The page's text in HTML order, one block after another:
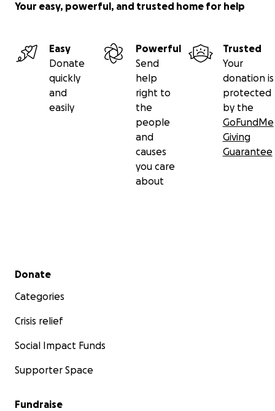
Your easy, powerful, and trusted home for help
Easy
Donate
quickly
and
easily
Powerful
Send
help
right to
the
people
and
causes
you care
about
Trusted
Your
donation is
protected
by the
GoFundMe
Giving
Guarantee
Secondary menu
Donate
Categories
Crisis relief
Social Impact Funds
Supporter Space
Fundraise